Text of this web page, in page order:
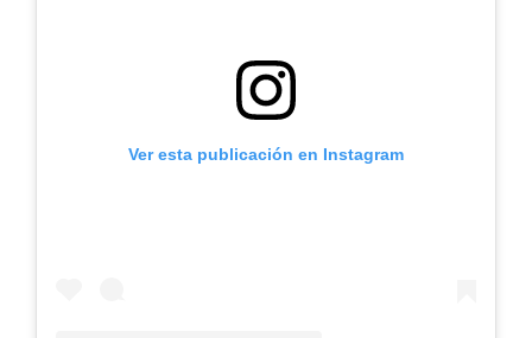
Ver esta publicación en Instagram